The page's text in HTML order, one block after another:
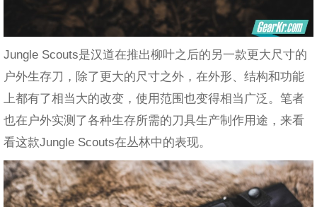
Jungle Scouts是汉道在推出柳叶之后的另一款更大尺寸的
户外生存刀，除了更大的尺寸之外，在外形、结构和功能
上都有了相当大的改变，使用范围也变得相当广泛。笔者
也在户外实测了各种生存所需的刀具生产制作用途，来看
看这款Jungle Scouts在丛林中的表现。